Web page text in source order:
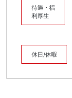
待遇・福
利厚生
休日/休暇